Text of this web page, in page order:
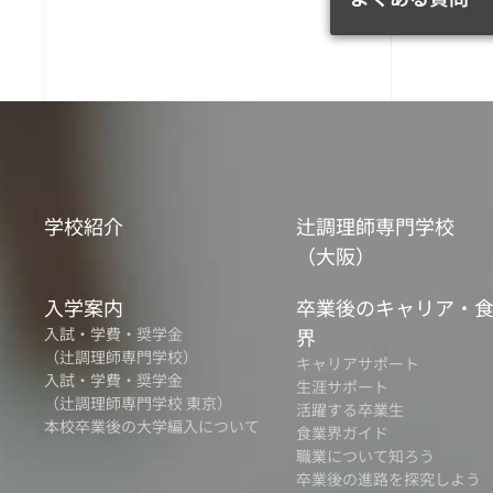
学校紹介
辻調理師専門学校
（大阪）
入学案内
入試・学費・奨学金
（辻調理師専門学校）
入試・学費・奨学金
（辻調理師専門学校 東京）
本校卒業後の大学編入について
卒業後のキャリア・
界
キャリアサポート
生涯サポート
活躍する卒業生
食業界ガイド
職業について知ろう
卒業後の進路を探究しよう